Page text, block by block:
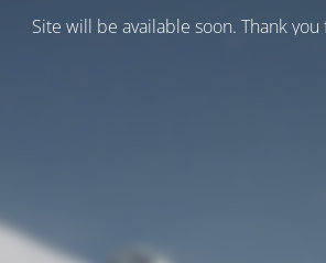
Site will be available soon. Thank you